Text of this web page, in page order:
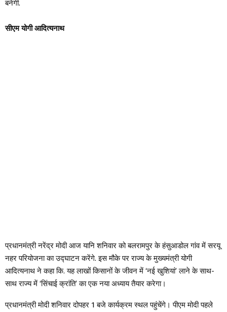
बनेगी.
सीएम योगी आदित्यनाथ
प्रधानमंत्री नरेंद्र मोदी आज यानि शनिवार को बलरामपुर के हंसुआडोल गांव में सरयू
नहर परियोजना का उद्घाटन करेंगे. इस मौके पर राज्य के मुख्यमंत्री योगी
आदित्यनाथ ने कहा कि. यह लाखों किसानों के जीवन में ‘नई खुशियां’ लाने के साथ-
साथ राज्य में ‘सिंचाई क्रांति’ का एक नया अध्याय तैयार करेगा।
प्रधानमंत्री मोदी शनिवार दोपहर 1 बजे कार्यक्रम स्थल पहुंचेंगे। पीएम मोदी पहले